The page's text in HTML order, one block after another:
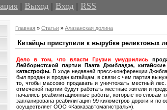
|Выход |Вход |RSS
Главная »Статьи »Алазанская долина
Китайцы приступили к вырубке реликтовых
Дело в том, что власти Грузии умудрились
Лейбористской партииПаата Джибладзе,
катастрофы.В ходе недавней пресс-конференции
был продан и продан китайцам, в связи с чем партия
то, чтобы массово продавать и уничтожать местный
отмеченой партии будут работать местные жители и
начались реабилитационные работы, которые по словам
запланирована реабилитация 99 километров дороги и по
осуществляет ООО «Кавказавтомагистраль»).